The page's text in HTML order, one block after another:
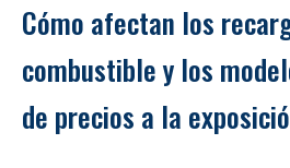
Cómo afectan los
combustible y los
de precios a la